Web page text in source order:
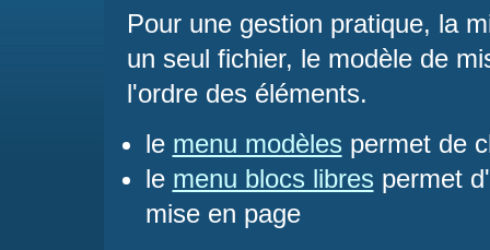
Pour une gestion pratique, la
un seul fichier, le modèle de
l'ordre des éléments.
le menu modèles permet de
le menu blocs libres permet
mise en page